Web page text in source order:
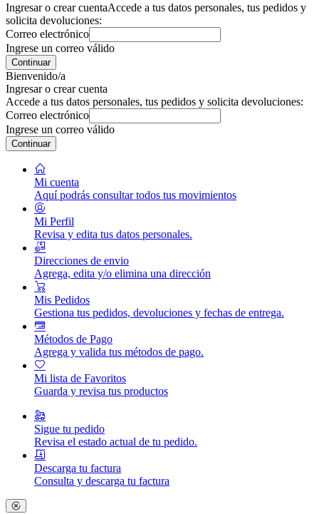
Ingresar o crear cuentaAccede a tus datos personales, tus pedidos y
solicita devoluciones:
Correo electrónico
Ingrese un correo válido
Continuar
Bienvenido/a
Ingresar o crear cuenta
Accede a tus datos personales, tus pedidos y solicita devoluciones:
Correo electrónico
Ingrese un correo válido
Continuar
Mi cuenta
Aquí podrás consultar todos tus movimientos
Mi Perfil
Revisa y edita tus datos personales.
Direcciones de envio
Agrega, edita y/o elimina una dirección
Mis Pedidos
Gestiona tus pedidos, devoluciones y fechas de entrega.
Métodos de Pago
Agrega y valida tus métodos de pago.
Mi lista de Favoritos
Guarda y revisa tus productos
Sigue tu pedido
Revisa el estado actual de tu pedido.
Descarga tu factura
Consulta y descarga tu factura